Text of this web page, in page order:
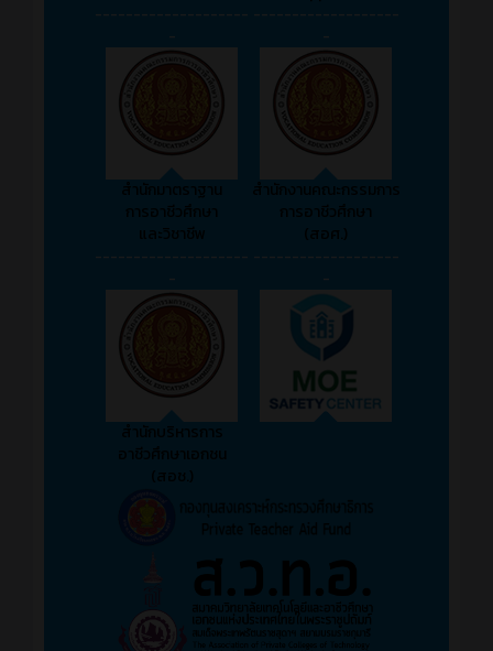
--------------------
-
-------------------
-
สำนักมาตราฐาน
การอาชีวศึกษา
และวิชาชีพ
สำนักงานคณะกรรมการ
การอาชีวศึกษา
(สอศ.)
--------------------
-
-------------------
-
สำนักบริหารการ
อาชีวศึกษาเอกชน
(สอช.)